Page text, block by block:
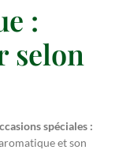
:
selon
spéciales :
et son